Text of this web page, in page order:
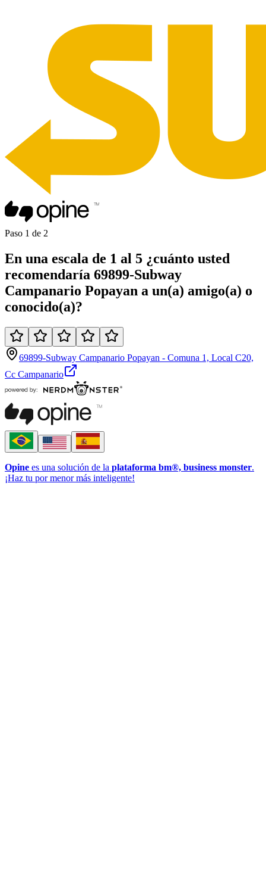
Paso 1 de 2
En una escala de 1 al 5 ¿cuánto usted
recomendaría 69899-Subway
Campanario Popayan a un(a) amigo(a) o
conocido(a)?
69899-Subway Campanario Popayan - Comuna 1, Local C20,
Cc Campanario
Opine es una solución de la plataforma bm®, business monster.
¡Haz tu por menor más inteligente!